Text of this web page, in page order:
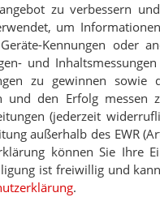
zu verbessern
um
Kennungen oder
und
zu gewinnen sowie
den Erfolg messen
(jederzeit
außerhalb des EWR
können Sie Ihre
ist freiwillig und
.
E-MAIL ADRESSE